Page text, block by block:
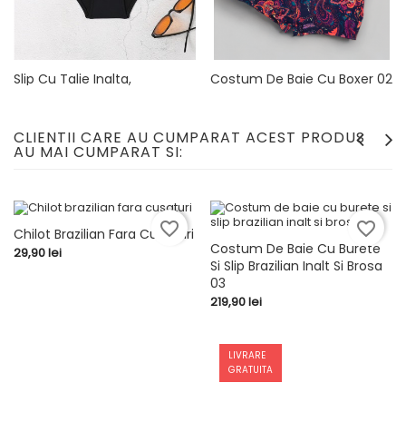
Slip Cu Talie Inalta,
Costum De Baie Cu Boxer 02
CLIENTII CARE AU CUMPARAT ACEST PRODUS
AU MAI CUMPARAT SI:
Chilot Brazilian Fara Cusaturi
Pret
29,90 lei
favorite_border
Costum De Baie Cu Burete
Si Slip Brazilian Inalt Si Brosa
03
Pret
219,90 lei
LIVRARE
GRATUITA
favorite_border